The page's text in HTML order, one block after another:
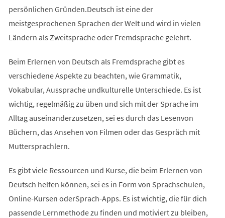
persönlichen Gründen.Deutsch ist eine der
meistgesprochenen Sprachen der Welt und wird in vielen
Ländern als Zweitsprache oder Fremdsprache gelehrt.
Beim Erlernen von Deutsch als Fremdsprache gibt es
verschiedene Aspekte zu beachten, wie Grammatik,
Vokabular, Aussprache undkulturelle Unterschiede. Es ist
wichtig, regelmäßig zu üben und sich mit der Sprache im
Alltag auseinanderzusetzen, sei es durch das Lesenvon
Büchern, das Ansehen von Filmen oder das Gespräch mit
Muttersprachlern.
Es gibt viele Ressourcen und Kurse, die beim Erlernen von
Deutsch helfen können, sei es in Form von Sprachschulen,
Online-Kursen oderSprach-Apps. Es ist wichtig, die für dich
passende Lernmethode zu finden und motiviert zu bleiben,